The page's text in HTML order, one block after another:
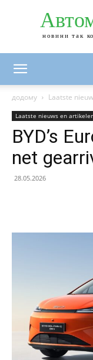
новини так
додому Laatste
Laatste nieuws en
BYD’s
net
28.05.2026